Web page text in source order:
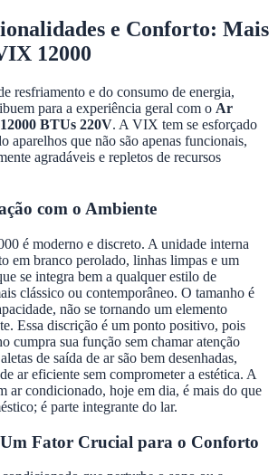
e Conforto: Mais
12000
resfriamento e do consumo de energia,
para a experiência geral com o Ar
BTUs 220V. A VIX tem se esforçado
aparelhos que não são apenas funcionais,
agradáveis e repletos de recursos
com o Ambiente
é moderno e discreto. A unidade interna
em branco perolado, linhas limpas e um
se integra bem a qualquer estilo de
clássico ou contemporâneo. O tamanho é
não se tornando um elemento
Essa discrição é um ponto positivo, pois
cumpra sua função sem chamar atenção
de saída de ar são bem desenhadas,
ar eficiente sem comprometer a estética. A
ar condicionado, hoje em dia, é mais do que
é parte integrante do lar.
Fator Crucial para o Conforto